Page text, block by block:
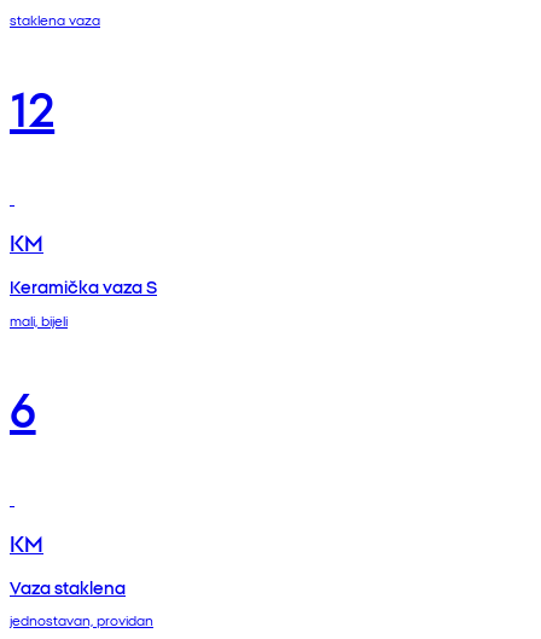
staklena vaza
12
KM
Keramička vaza S
mali, bijeli
6
KM
Vaza staklena
jednostavan, providan